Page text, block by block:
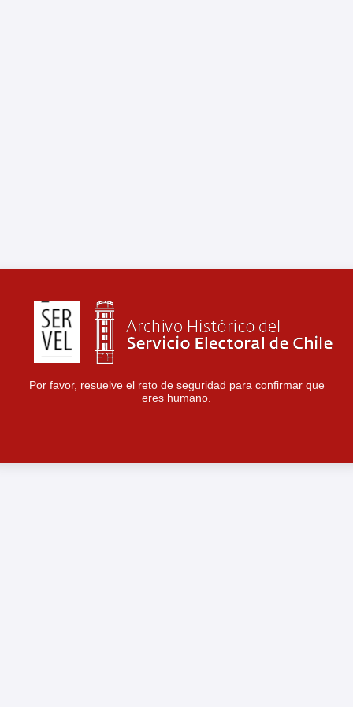
Por favor, resuelve el reto de seguridad para confirmar que
eres humano.